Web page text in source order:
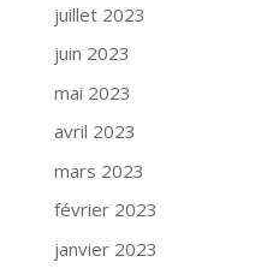
juillet 2023
juin 2023
mai 2023
avril 2023
mars 2023
février 2023
janvier 2023